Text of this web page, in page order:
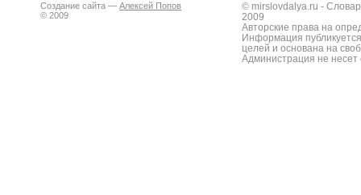
Создание сайта — Алексей Попов
© 2009
© mirslovdalya.ru -
2009
Авторские права на
Информация
целей и основана на
Администрация не несет